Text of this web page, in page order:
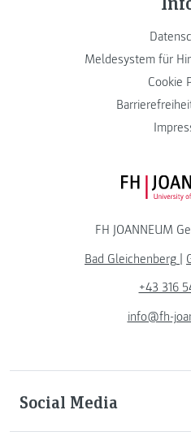
Meldesystem für
Cookie
FH JOANNEUM
Bad Gleichenberg |
+43 316
info@fh-
Social Media